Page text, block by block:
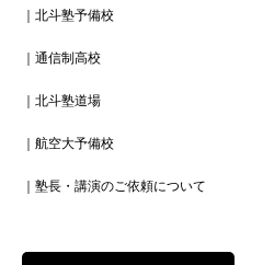
｜北斗塾予備校
｜通信制高校
｜北斗塾道場
｜航空大予備校
｜塾長・講演のご依頼について